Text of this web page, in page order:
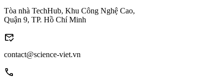
Tòa nhà TechHub, Khu Công Nghệ Cao,
Quận 9, TP. Hồ Chí Minh
mark_email_read
contact@science-viet.vn
call